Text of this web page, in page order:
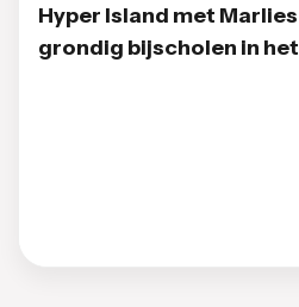
Hyper Island met
grondig bijscholen in